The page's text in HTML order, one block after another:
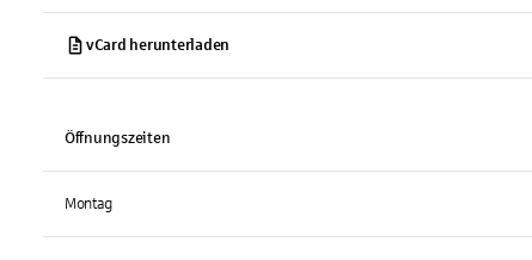
vCard herunterladen
Öffnungszeiten
Montag